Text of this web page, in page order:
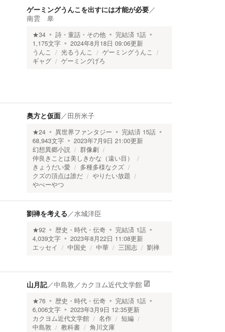
ゲーミングうんこを出すには才能が必要／
南雲 皋
★34 詩・童話・その他 完結済 1話
1,175文字 2024年8月18日 09:06更新
うんこ
光るうんこ
ゲーミングうんこ
ギャグ
ゲーミングげろ
奥方と仮面／田所米子
★24 異世界ファンタジー 完結済 15話
68,943文字 2023年7月9日 21:00更新
幻想異郷小説
群像劇
仲良きことは美しきかな（遠い目）
きょうだい愛
多種多様なクズ
クズの頂点は誰だ
やりたい放題
やべーやつ
劉禅を考える／水城洋臣
★92 歴史・時代・伝奇 完結済 1話
4,039文字 2023年8月22日 11:08更新
エッセイ
中国史 中華 三国志 劉禅
山月記／中島敦／カクヨム近代文学館
★76 歴史・時代・伝奇 完結済 1話
6,006文字 2023年3月9日 12:35更新
カクヨム近代文学館
名作
短編
中島敦
教科書 角川文庫